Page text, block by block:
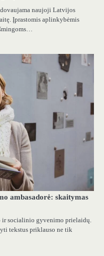
naujoji Latvijos
Įprastomis aplinkybėmis
ambasadorė: skaitymas
socialinio gyvenimo prielaidų.
tekstus priklauso ne tik